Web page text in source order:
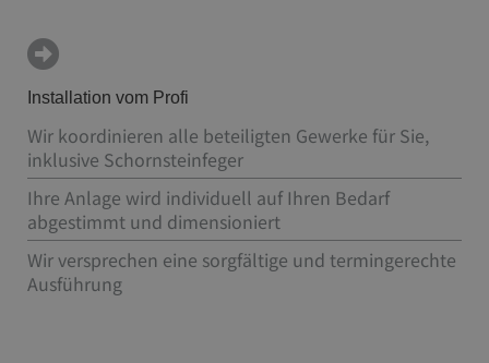
Installation vom Profi
Wir koordinieren alle beteiligten Gewerke für Sie,
inklusive Schornsteinfeger
Ihre Anlage wird individuell auf Ihren Bedarf
abgestimmt und dimensioniert
Wir versprechen eine sorgfältige und termingerechte
Ausführung